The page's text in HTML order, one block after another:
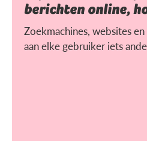
berichten online,
Zoekmachines, websites
aan elke gebruiker iets